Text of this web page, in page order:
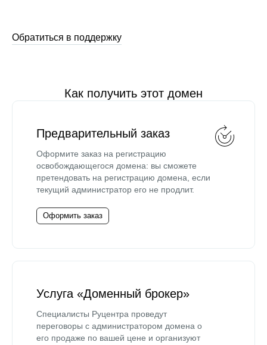
Обратиться в поддержку
Как получить этот домен
Предварительный заказ
Оформите заказ на регистрацию
освобождающегося домена: вы сможете
претендовать на регистрацию домена, если
текущий администратор его не продлит.
Оформить заказ
Услуга «Доменный брокер»
Специалисты Руцентра проведут
переговоры с администратором домена о
его продаже по вашей цене и организуют